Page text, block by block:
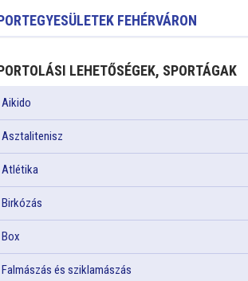
FEHÉRVÁRON
LEHETŐSÉGEK, SPORTÁGAK
Aikido
Asztalitenisz
Atlétika
Birkózás
Box
Falmászás és sziklamászás